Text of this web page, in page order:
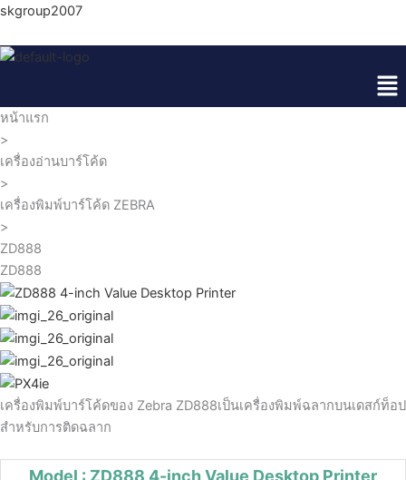
Skip
content
skgroup2007
หน้าแรก
>
เครื่องอ่านบาร์โค้ด
>
เครื่องพิมพ์บาร์โค้ด ZEBRA
>
ZD888
ZD888
เครื่องพิมพ์บาร์โค้ดของ Zebra ZD888เป็นเครื่องพิมพ์ฉลากบนเดสก์ท็อป
สำหรับการติดฉลาก